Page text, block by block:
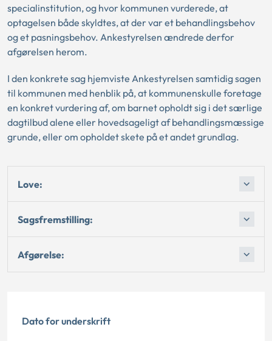
specialinstitution, og hvor kommunen vurderede, at
optagelsen både skyldtes, at der var et behandlingsbehov
og et pasningsbehov. Ankestyrelsen ændrede derfor
afgørelsen herom.
I den konkrete sag hjemviste Ankestyrelsen samtidig sagen
til kommunen med henblik på, at kommunenskulle foretage
en konkret vurdering af, om barnet opholdt sig i det særlige
dagtilbud alene eller hovedsageligt af behandlingsmæssige
grunde, eller om opholdet skete på et andet grundlag.
Love:
Sagsfremstilling:
Afgørelse:
Dato for underskrift